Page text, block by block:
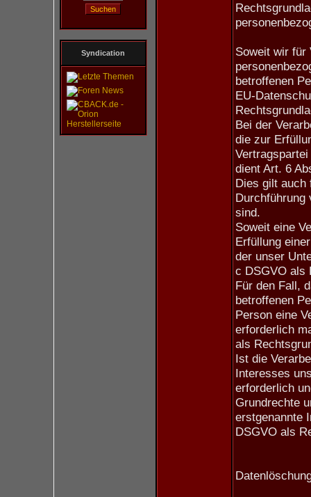
Syndication
Soweit wir für
betroffenen
EU-
Bei der
die zur
dient Art. 6
Dies gilt auch
Durchführung
sind.
Soweit eine
Erfüllung
der unser
c DSGVO als
Für den Fall,
betroffenen
Person eine
erforderlich
als
Ist die
Interesses
erforderlich
Grundrechte
erstgenannte
DSGVO als